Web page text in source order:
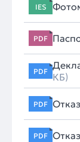
IES
PDF
PDF КБ)
PDF
PDF